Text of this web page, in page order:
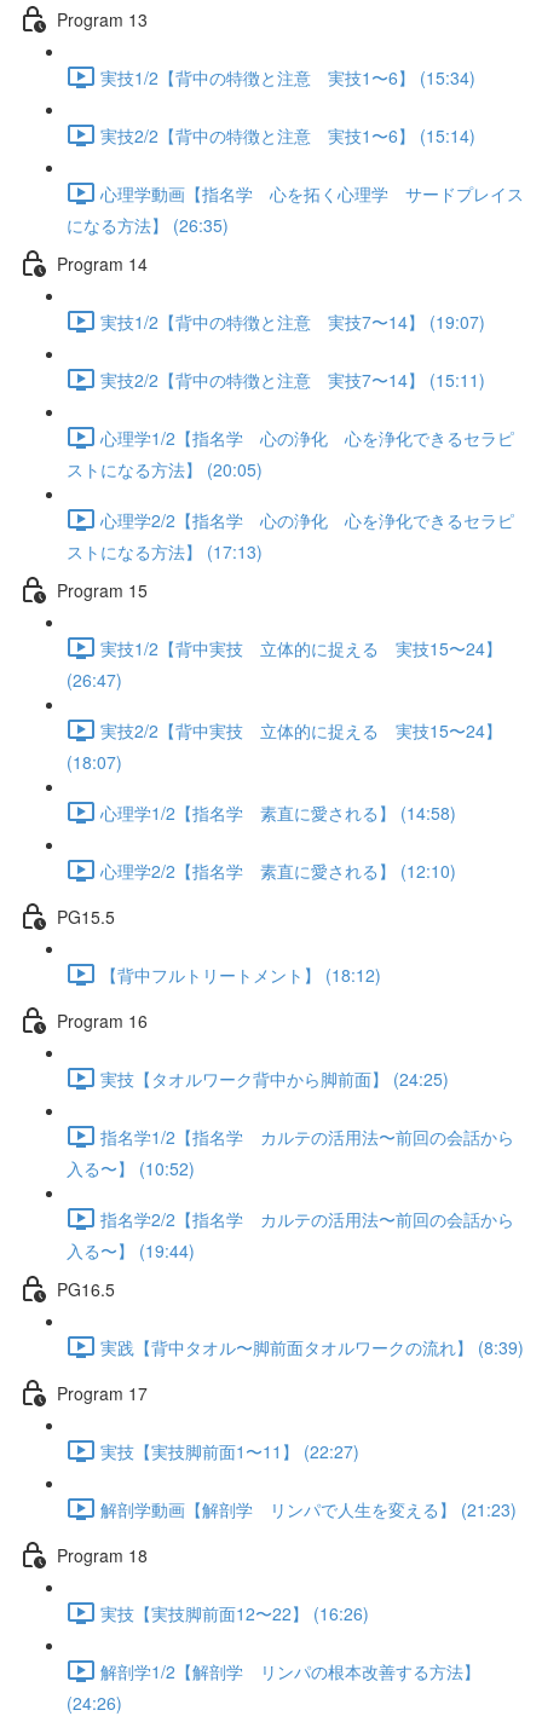
Program 13
実技1/2【背中の特徴と注意 実技1〜6】 (15:34)
実技2/2【背中の特徴と注意 実技1〜6】 (15:14)
心理学動画【指名学 心を拓く心理学 サードプレイス
になる方法】 (26:35)
Program 14
実技1/2【背中の特徴と注意 実技7〜14】 (19:07)
実技2/2【背中の特徴と注意 実技7〜14】 (15:11)
心理学1/2【指名学 心の浄化 心を浄化できるセラピ
ストになる方法】 (20:05)
心理学2/2【指名学 心の浄化 心を浄化できるセラピ
ストになる方法】 (17:13)
Program 15
実技1/2【背中実技 立体的に捉える 実技15〜24】
(26:47)
実技2/2【背中実技 立体的に捉える 実技15〜24】
(18:07)
心理学1/2【指名学 素直に愛される】 (14:58)
心理学2/2【指名学 素直に愛される】 (12:10)
PG15.5
【背中フルトリートメント】 (18:12)
Program 16
実技【タオルワーク背中から脚前面】 (24:25)
指名学1/2【指名学 カルテの活用法〜前回の会話から
入る〜】 (10:52)
指名学2/2【指名学 カルテの活用法〜前回の会話から
入る〜】 (19:44)
PG16.5
実践【背中タオル〜脚前面タオルワークの流れ】 (8:39)
Program 17
実技【実技脚前面1〜11】 (22:27)
解剖学動画【解剖学 リンパで人生を変える】 (21:23)
Program 18
実技【実技脚前面12〜22】 (16:26)
解剖学1/2【解剖学 リンパの根本改善する方法】
(24:26)